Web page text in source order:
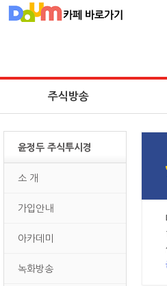
주식방송
윤정두 주식투시경
소 개
가입안내
아카데미
녹화방송